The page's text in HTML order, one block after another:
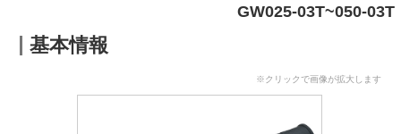
GW025-03T~050-03T
基本情報
※クリックで画像が拡大します